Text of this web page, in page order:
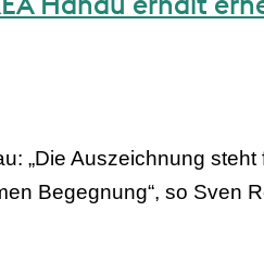
„Die Auszeichnung
Begegnung“, so Sven